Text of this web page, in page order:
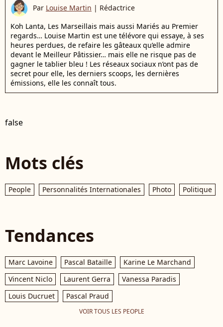
Par Louise Martin | Rédactrice
Koh Lanta, Les Marseillais mais aussi Mariés au Premier
regards… Louise Martin est une télévore qui essaye, à ses
heures perdues, de refaire les gâteaux qu’elle admire
devant le Meilleur Pâtissier… mais elle ne risque pas de
gagner le tablier bleu ! Les réseaux sociaux n’ont pas de
secret pour elle, les derniers scoops, les dernières
émissions, elle les connaît tous.
false
Mots clés
People Personnalités Internationales Photo Politique
Tendances
Marc Lavoine Pascal Bataille
Karine Le Marchand
Vincent Niclo
Laurent Gerra
Vanessa Paradis
Louis Ducruet
Pascal Praud
VOIR TOUS LES PEOPLE